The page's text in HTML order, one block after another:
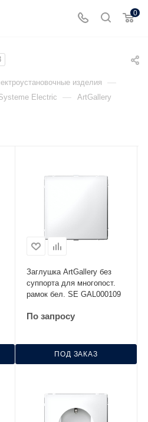
0
изделия —
Electric — ArtGallery
Заглушка ArtGallery без
суппорта для многопост.
рамок бел. SE GAL000109
По запросу
ПОД ЗАКАЗ